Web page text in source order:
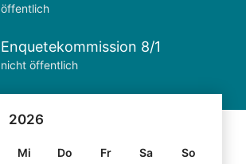
öffentlich
Enquetekommission 8/1
nicht öffentlich
2026
Mi Do Fr Sa
So